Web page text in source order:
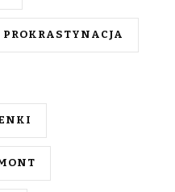
PROKRASTYNACJA